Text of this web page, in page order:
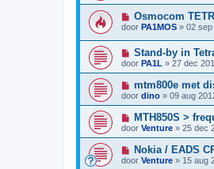
Osmocom
door PA1MOS » 02 sep
Stand-by in
door PA1L » 27 dec
mtm800e met
door dino » 09 aug
MTH850S >
door Venture » 25 dec
Nokia / EADS
door Venture » 15 aug